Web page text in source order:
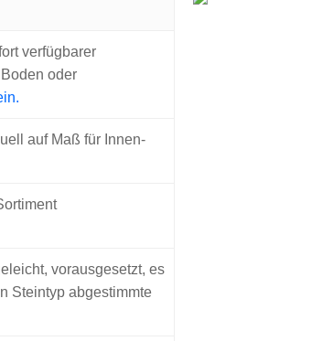
verfügbarer
oder
auf Maß für Innen-
vorausgesetzt, es
Steintyp abgestimmte